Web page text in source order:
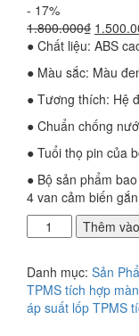
- 17%
1.800.000₫ Giá
gốc
● Chất liệu: ABS
● Màu sắc: Màu
● Tương thích: Hệ
● Chuẩn chống
● Tuổi thọ pin của
● Bộ sản phẩm
4 van cảm biến
Cảm
biến
suất
lốp
TPMS
Thêm
Danh mục: Sản
TPMS tích hợp
áp suất lốp TPMS